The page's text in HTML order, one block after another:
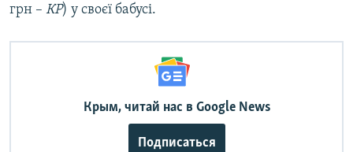
грн – КР) у своєї бабусі.
Крым, читай нас в Google News
Подписаться